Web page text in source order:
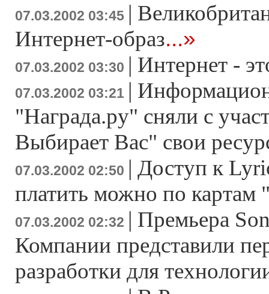
07.03.2002 03:45 |
Интернет-образ...»
07.03.2002 03:30 | Интернет -
07.03.2002 03:21 |
"Награда.ру" сняли с
Выбирает Вас" свои
07.03.2002 02:50 | Доступ к
платить можно по
07.03.2002 02:32 | Премьера
Компании представили
разработки для